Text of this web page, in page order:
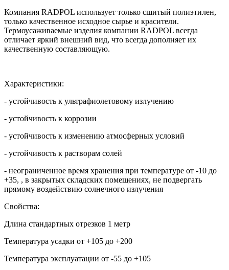
Компания RADPOL использует только сшитый полиэтилен,
только качественное исходное сырье и красители.
Термоусаживаемые изделия компании RADPOL всегда
отличает яркий внешний вид, что всегда дополняет их
качественную составляющую.
Характеристики:
- устойчивость к ультрафиолетовому излучению
- устойчивость к коррозии
- устойчивость к изменению атмосферных условий
- устойчивость к растворам солей
- неограниченное время хранения при температуре от -10 до
+35, , в закрытых складских помещениях, не подвергать
прямому воздействию солнечного излучения
Свойства:
Длина стандартных отрезков 1 метр
Температура усадки от +105 до +200
Температура эксплуатации от -55 до +105